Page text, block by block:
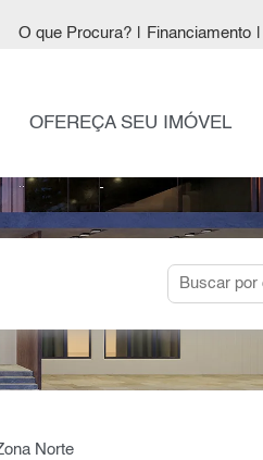
O que Procura? Financiamento
OFEREÇA SEU IMÓVEL
Norte